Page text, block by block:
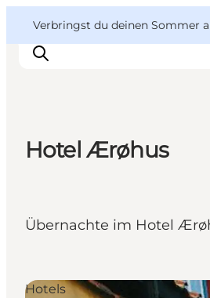
Verbringst du deinen Sommer
Essen & trinken
VisitFyn
Deutsch
Hotel Ærøhus
Übernachte im Hotel
Hotels